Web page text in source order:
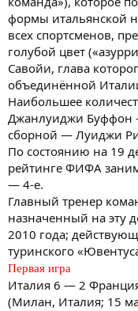
формы итальянской
всех спортсменов,
голубой цвет
Савойи, глава
объединённой
Наибольшее
Джанлуиджи Буффон
сборной — Луиджи
По состоянию на 19
рейтинге ФИФА
— 4-е.
Главный тренер
назначенный на эту
2010 года;
туринского
Первая игра
Италия 6 — 2
(Милан, Италия; 15